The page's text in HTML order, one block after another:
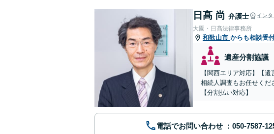
日髙 尚 弁護士 イン
大園・日髙法律事務所
和歌山市 からも相談受
遺産分割協議
【関西エリア対応】【
相続人調査もお任せくだ
【分割払い対応】
電話でお問い合わせ